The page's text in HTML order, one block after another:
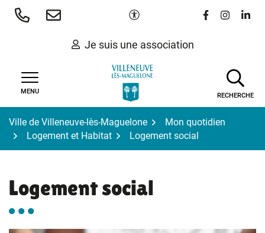
Aller
Paramètres d'accessibilité
Lien vers le
Lien vers
Lien
Je suis une association
MENU
RECHERCHE
Ville de Villeneuve-lès-Maguelone
Mon quotidien
Logement et Habitat
Logement social
Logement social